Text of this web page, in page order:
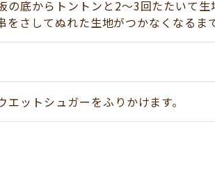
の底からトントンと2～3回たたいて
さしてぬれた生地がつかなくなるま
ットシュガーをふりかけます。